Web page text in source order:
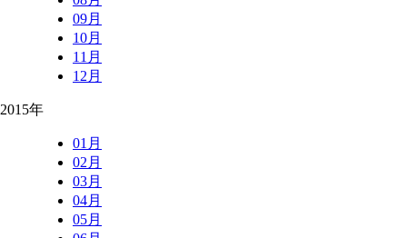
09月
10月
11月
12月
2015年
01月
02月
03月
04月
05月